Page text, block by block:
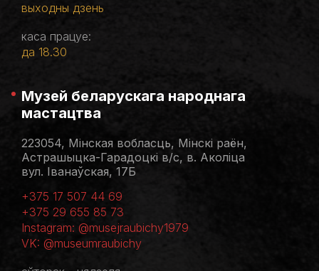
выходны дзень
каса працуе:
да 18.30
Музей беларускага народнага
мастацтва
223054, Мінская вобласць, Мінскі раён,
Астрашыцка-Гарадоцкі в/с, в. Аколіца
вул. Іванаўская, 17Б
+375 17 507 44 69
+375 29 655 85 73
Instagram: @musejraubichy1979
VK: @museumraubichy